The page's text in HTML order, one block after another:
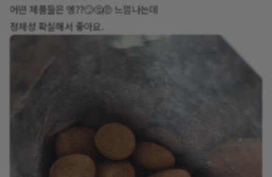
어떤 제품들은 엥??🙄🤔🤨 느낌나는데
정체성 확실해서 좋아요.